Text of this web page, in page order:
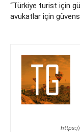
“Türkiye turist için
avukatlar için